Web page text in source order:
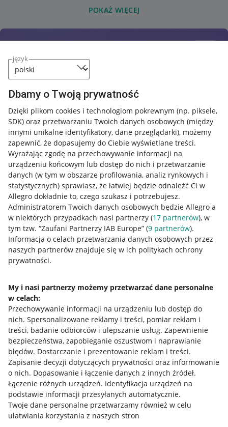
język
Dbamy o Twoją prywatność
Dzięki plikom cookies i technologiom pokrewnym (np. piksele,
SDK) oraz przetwarzaniu Twoich danych osobowych (między
innymi unikalne identyfikatory, dane przeglądarki), możemy
zapewnić, że dopasujemy do Ciebie wyświetlane treści.
Wyrażając zgodę na przechowywanie informacji na
urządzeniu końcowym lub dostęp do nich i przetwarzanie
danych (w tym w obszarze profilowania, analiz rynkowych i
statystycznych) sprawiasz, że łatwiej będzie odnaleźć Ci w
Allegro dokładnie to, czego szukasz i potrzebujesz.
Administratorem Twoich danych osobowych będzie Allegro a
w niektórych przypadkach nasi partnerzy (17 partnerów), w
tym tzw. “Zaufani Partnerzy IAB Europe” (9 partnerów).
Informacja o celach przetwarzania danych osobowych przez
naszych partnerów znajduje się w ich politykach ochrony
prywatności.
My i nasi partnerzy możemy przetwarzać dane personalne
w celach:
Przechowywanie informacji na urządzeniu lub dostęp do
nich. Spersonalizowane reklamy i treści, pomiar reklam i
treści, badanie odbiorców i ulepszanie usług. Zapewnienie
bezpieczeństwa, zapobieganie oszustwom i naprawianie
błędów. Dostarczanie i prezentowanie reklam i treści.
Zapisanie decyzji dotyczących prywatności oraz informowanie
o nich. Dopasowanie i łączenie danych z innych źródeł.
Łączenie różnych urządzeń. Identyfikacja urządzeń na
podstawie informacji przesyłanych automatycznie.
Twoje dane personalne przetwarzamy również w celu
ułatwiania korzystania z naszych stron
POKAŻ WIĘCEJ
Przydatne informacje
Jak to działa
Allegro Gadane dla sprzedających
Allegro Gadane dla kupujących
Mapa miejscowości
Informacje prawne
Regulamin
Polityka plików "cookies"
Ustawienia plików "cookies"